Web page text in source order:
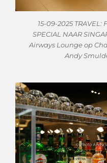
15-09-2025 TRAVEL:
SPECIAL NAAR
Airways Lounge op
Andy